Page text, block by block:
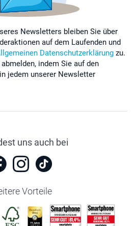
Newsletters bleiben Sie über
auf dem Laufenden und
Datenschutzerklärung zu.
indem Sie auf den
jedem unserer Newsletter
uns auch bei
Vorteile